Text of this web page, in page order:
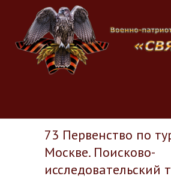
73 Первенство по
Москве. Поисково-
исследовательский